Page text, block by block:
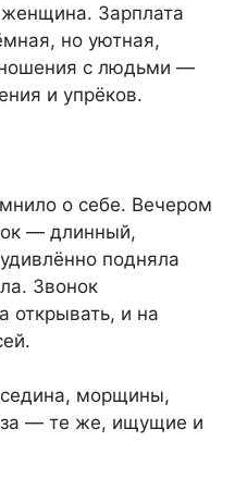
Зарплата
но уютная,
с людьми —
и упрёков.
о себе. Вечером
— длинный,
подняла
Звонок
открывать, и на
морщины,
— те же, ищущие и